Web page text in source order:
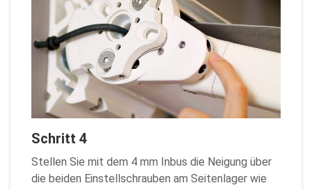
Schritt 4
Stellen Sie mit dem 4 mm Inbus die Neigung über
die beiden Einstellschrauben am Seitenlager wie